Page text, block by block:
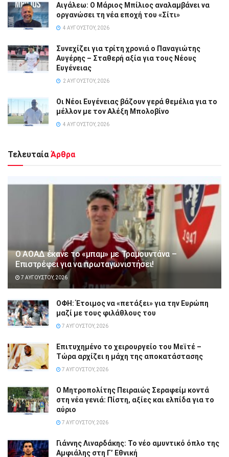
Αιγάλεω: Ο Μάριος Μπίλιος αναλαμβάνει να
οργανώσει τη νέα εποχή του «Σίτι»
4 ΑΥΓΟΎΣΤΟΥ, 2026
Συνεχίζει για τρίτη χρονιά ο Παναγιώτης
Αυγέρης – Σταθερή αξία για τους Νέους
Ευγένειας
2 ΑΥΓΟΎΣΤΟΥ, 2026
Οι Νέοι Ευγένειας βάζουν γερά θεμέλια για το
μέλλον με τον Αλέξη Μπολοβίνο
4 ΑΥΓΟΎΣΤΟΥ, 2026
Τελευταία Άρθρα
Ο ΑΟΑΔ έκανε το «μπαμ» με Τραμουντάνα –
Επιστρέφει για να πρωταγωνιστήσει!
7 ΑΥΓΟΎΣΤΟΥ, 2026
ΟΦΗ: Έτοιμος να «πετάξει» για την Ευρώπη
μαζί με τους φιλάθλους του
7 ΑΥΓΟΎΣΤΟΥ, 2026
Επιτυχημένο το χειρουργείο του Μεϊτέ –
Τώρα αρχίζει η μάχη της αποκατάστασης
7 ΑΥΓΟΎΣΤΟΥ, 2026
Ο Μητροπολίτης Πειραιώς Σεραφείμ κοντά
στη νέα γενιά: Πίστη, αξίες και ελπίδα για το
αύριο
7 ΑΥΓΟΎΣΤΟΥ, 2026
Γιάννης Λιναρδάκης: Το νέο αμυντικό όπλο της
Αμφιάλης στη Γ’ Εθνική